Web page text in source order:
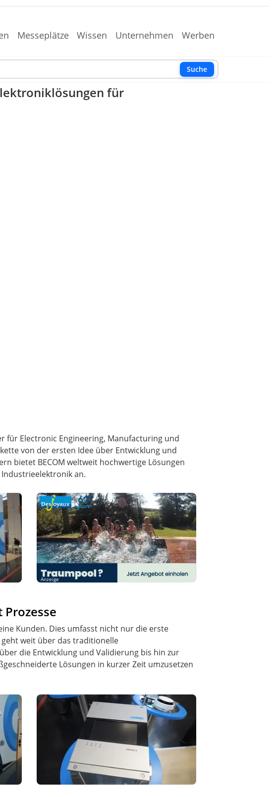
Messeplätze Wissen Unternehmen Werben
Suche
für
für Electronic Engineering, Manufacturing und
von der ersten Idee über Entwicklung und
bietet BECOM weltweit hochwertige Lösungen
an.
Anzeige
Kunden. Dies umfasst nicht nur die erste
weit über das traditionelle
die Entwicklung und Validierung bis hin zur
Lösungen in kurzer Zeit umzusetzen